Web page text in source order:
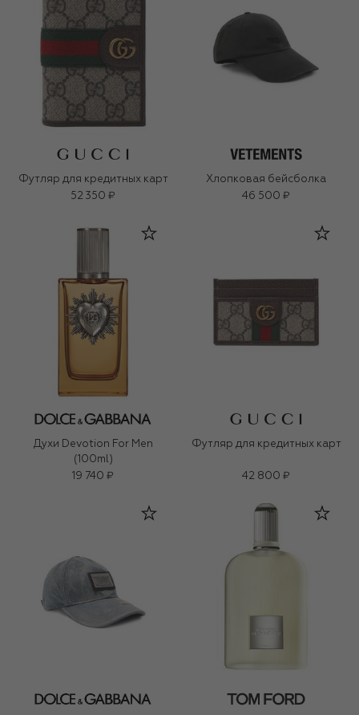
Футляр для кредитных карт
52 350 ₽
Хлопковая бейсболка
46 500 ₽
Духи Devotion For Men
(100ml)
19 740 ₽
Футляр для кредитных карт
42 800 ₽